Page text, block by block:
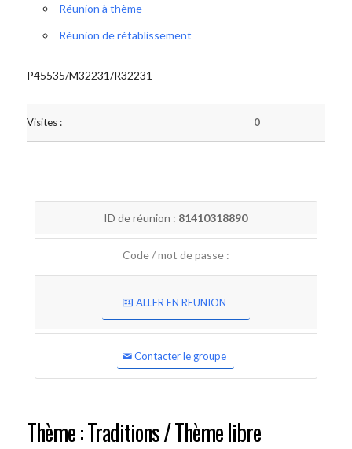
Réunion à thème
Réunion de rétablissement
P45535/M32231/R32231
Visites : 0
ID de réunion : 81410318890
Code / mot de passe :
ALLER EN REUNION
Contacter le groupe
Thème : Traditions / Thème libre